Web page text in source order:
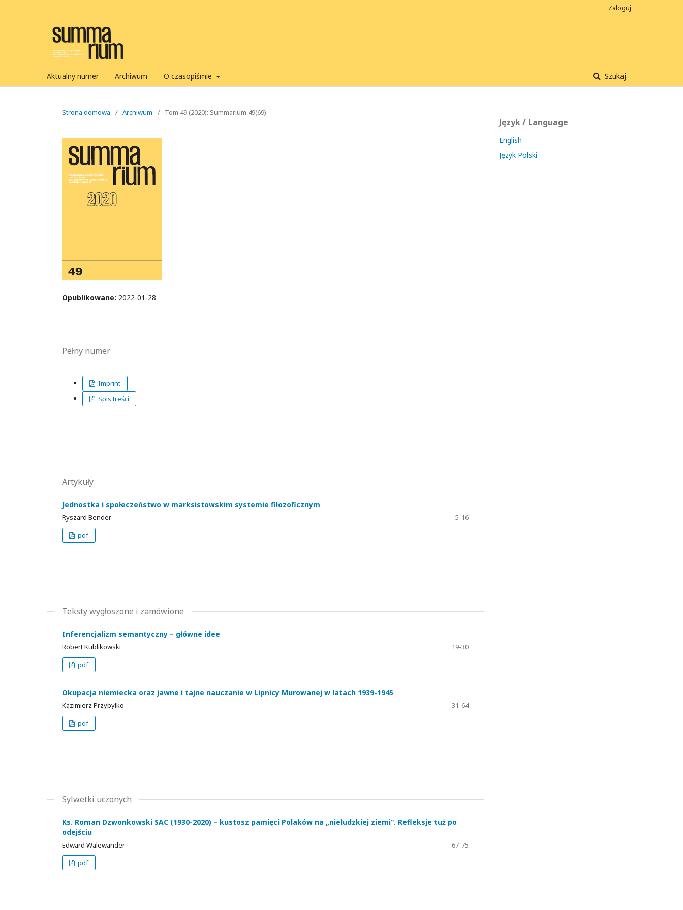
Aktualny numer Archiwum O czasopiśmie Szukaj
Zaloguj
Strona domowa / Archiwum / Tom 49 (2020): Summarium 49(69)
Opublikowane: 2022-01-28
Pełny numer
Imprint
Spis treści
Artykuły
Jednostka i społeczeństwo w marksistowskim systemie filozoficznym
Ryszard Bender
5-16
pdf
Teksty wygłoszone i zamówione
Inferencjalizm semantyczny – główne idee
Robert Kublikowski
19-30
pdf
Okupacja niemiecka oraz jawne i tajne nauczanie w Lipnicy Murowanej w latach 1939-1945
Kazimierz Przybyłko
31-64
pdf
Sylwetki uczonych
Ks. Roman Dzwonkowski SAC (1930-2020) – kustosz pamięci Polaków na „nieludzkiej ziemi”. Refleksje tuż po
odejściu
Edward Walewander
67-75
pdf
Język / Language
English
Język Polski